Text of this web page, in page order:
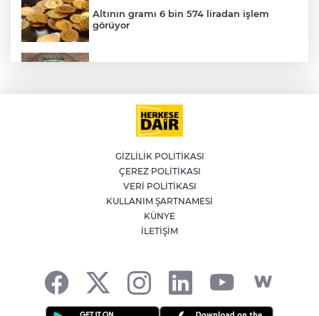
Altının gramı 6 bin 574 liradan işlem
görüyor
Muğla'da 4.1 büyüklüğünde deprem
Kütahya'da kendisinden haber
alınamayan kadın çöp evde bulundu
Ebola salgını büyüyor: Virüs mutasyona
GİZLİLİK POLİTİKASI
ÇEREZ POLİTİKASI
VERİ POLİTİKASI
KULLANIM ŞARTNAMESİ
KÜNYE
İLETİŞİM